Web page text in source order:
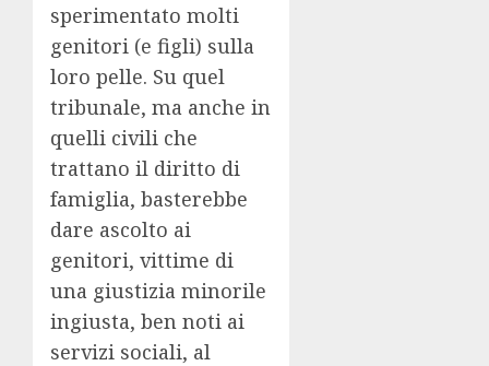
sperimentato molti
genitori (e figli) sulla
loro pelle. Su quel
tribunale, ma anche in
quelli civili che
trattano il diritto di
famiglia, basterebbe
dare ascolto ai
genitori, vittime di
una giustizia minorile
ingiusta, ben noti ai
servizi sociali, al